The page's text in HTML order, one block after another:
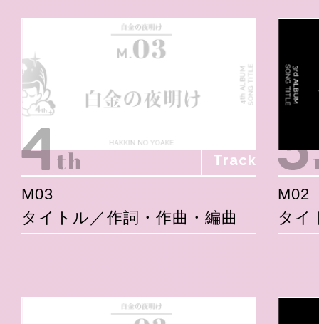
Track
M03
タイトル／作詞・作曲・編曲
M02
タイ